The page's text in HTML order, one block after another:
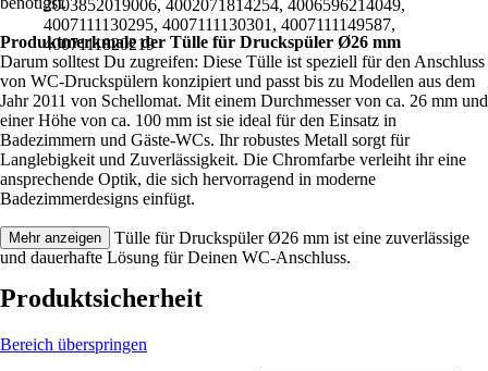
2003852019006, 4002071814254, 4006596214049,
4007111130295, 4007111130301, 4007111149587,
4007111820219
Produktmerkmale der Tülle für Druckspüler Ø26 mm
Darum solltest Du zugreifen: Diese Tülle ist speziell für den Anschluss
von WC-Druckspülern konzipiert und passt bis zu Modellen aus dem
Jahr 2011 von Schellomat. Mit einem Durchmesser von ca. 26 mm und
einer Höhe von ca. 100 mm ist sie ideal für den Einsatz in
Badezimmern und Gäste-WCs. Ihr robustes Metall sorgt für
Langlebigkeit und Zuverlässigkeit. Die Chromfarbe verleiht ihr eine
ansprechende Optik, die sich hervorragend in moderne
Badezimmerdesigns einfügt.
Festgezurrt: Die Tülle für Druckspüler Ø26 mm ist eine zuverlässige
und dauerhafte Lösung für Deinen WC-Anschluss.
Mehr anzeigen
Produktsicherheit
Bereich überspringen